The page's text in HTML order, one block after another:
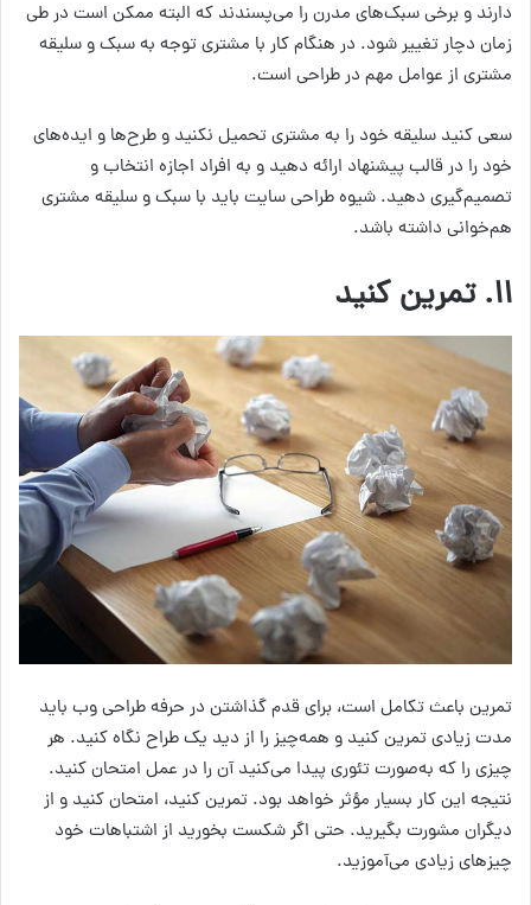
دارند و برخی سبک‌های مدرن را می‌پسندند که البته ممکن است در طی
زمان دچار تغییر شود. در هنگام کار با مشتری توجه به سبک و سلیقه
مشتری از عوامل مهم در طراحی است.
سعی کنید سلیقه خود را به مشتری تحمیل نکنید و طرح‌ها و ایده‌های
خود را در قالب پیشنهاد ارائه دهید و به افراد اجازه انتخاب و
تصمیم‌گیری دهید. شیوه طراحی سایت باید با سبک و سلیقه مشتری
هم‌خوانی داشته باشد.
۱۱. تمرین کنید
تمرین باعث تکامل است، برای قدم گذاشتن در حرفه طراحی وب باید
مدت زیادی تمرین کنید و همه‌چیز را از دید یک طراح نگاه کنید. هر
چیزی را که به‌صورت تئوری پیدا می‌کنید آن را در عمل امتحان کنید.
نتیجه این کار بسیار مؤثر خواهد بود. تمرین کنید، امتحان کنید و از
دیگران مشورت بگیرید. حتی اگر شکست بخورید از اشتباهات خود
چیزهای زیادی می‌آموزید.